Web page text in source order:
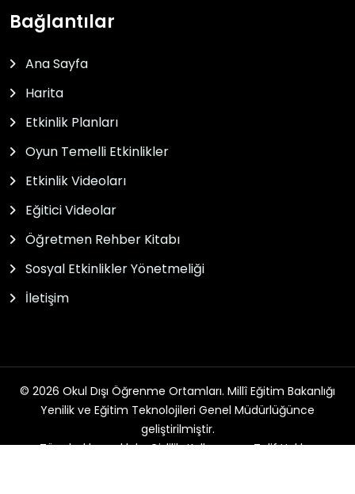
Bağlantılar
Ana Sayfa
Harita
Etkinlik Planları
Oyun Temelli Etkinlikler
Etkinlik Videoları
Eğitici Videolar
Öğretmen Rehber Kitabı
Sosyal Etkinlikler Yönetmeliği
İletişim
© 2026 Okul Dışı Öğrenme Ortamları. Millî Eğitim Bakanlığı
Yenilik ve Eğitim Teknolojileri Genel Müdürlüğünce
geliştirilmiştir.
Tüm hakları saklıdır. Gizlilik, Kullanım ve Telif Hakları